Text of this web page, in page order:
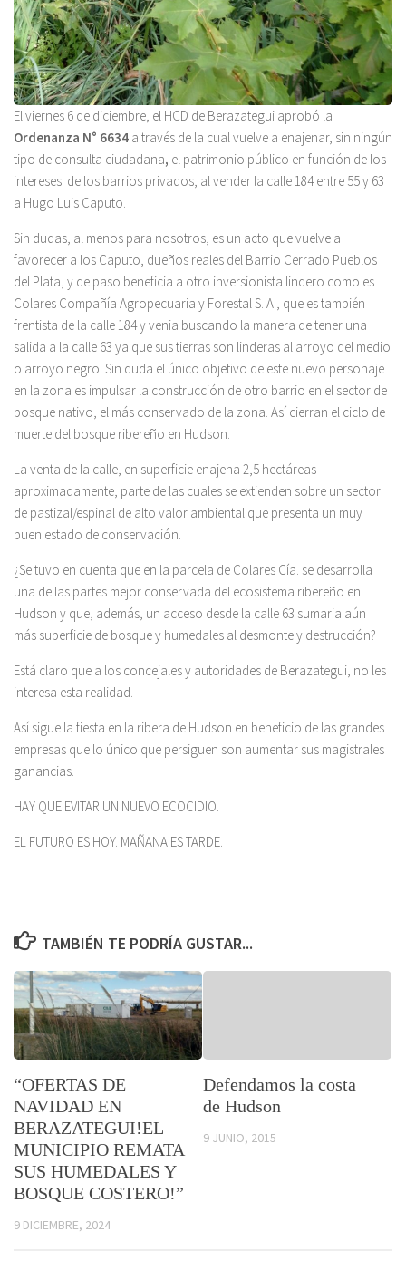
El viernes 6 de diciembre, el HCD de Berazategui aprobó la
Ordenanza N° 6634 a través de la cual vuelve a enajenar, sin ningún
tipo de consulta ciudadana, el patrimonio público en función de los
intereses de los barrios privados, al vender la calle 184 entre 55 y 63
a Hugo Luis Caputo.
Sin dudas, al menos para nosotros, es un acto que vuelve a
favorecer a los Caputo, dueños reales del Barrio Cerrado Pueblos
del Plata, y de paso beneficia a otro inversionista lindero como es
Colares Compañía Agropecuaria y Forestal S. A., que es también
frentista de la calle 184 y venia buscando la manera de tener una
salida a la calle 63 ya que sus tierras son linderas al arroyo del medio
o arroyo negro. Sin duda el único objetivo de este nuevo personaje
en la zona es impulsar la construcción de otro barrio en el sector de
bosque nativo, el más conservado de la zona. Así cierran el ciclo de
muerte del bosque ribereño en Hudson.
La venta de la calle, en superficie enajena 2,5 hectáreas
aproximadamente, parte de las cuales se extienden sobre un sector
de pastizal/espinal de alto valor ambiental que presenta un muy
buen estado de conservación.
¿Se tuvo en cuenta que en la parcela de Colares Cía. se desarrolla
una de las partes mejor conservada del ecosistema ribereño en
Hudson y que, además, un acceso desde la calle 63 sumaria aún
más superficie de bosque y humedales al desmonte y destrucción?
Está claro que a los concejales y autoridades de Berazategui, no les
interesa esta realidad.
Así sigue la fiesta en la ribera de Hudson en beneficio de las grandes
empresas que lo único que persiguen son aumentar sus magistrales
ganancias.
HAY QUE EVITAR UN NUEVO ECOCIDIO.
EL FUTURO ES HOY. MAÑANA ES TARDE.
TAMBIÉN TE PODRÍA GUSTAR...
“OFERTAS DE
NAVIDAD EN
BERAZATEGUI!EL
MUNICIPIO REMATA
SUS HUMEDALES Y
BOSQUE COSTERO!”
9 DICIEMBRE, 2024
Defendamos la costa
de Hudson
9 JUNIO, 2015